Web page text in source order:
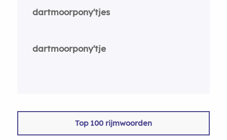
dartmoorpony'tjes
dartmoorpony'tje
Top 100 rijmwoorden